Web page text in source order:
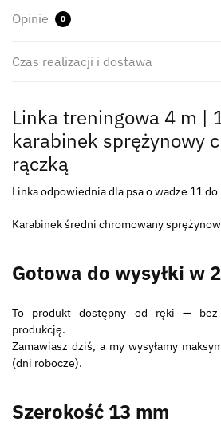
Opinie 0
Czas realizacji i dostawa
Linka treningowa 4 m |
karabinek sprężynowy
rączką
Linka odpowiednia dla psa o wadze 11 do
Karabinek średni chromowany
Gotowa do wysyłki w
To produkt dostępny od ręki — bez
produkcję.
Zamawiasz dziś, a my wysyłamy
(dni robocze).
Szerokość 13 mm